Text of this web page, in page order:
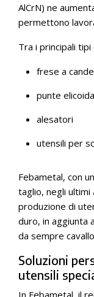
AlCrN) ne
permettono
Tra i principali
frese a
punte
alesatori
utensili per
Febametal, con
taglio, negli ultimi
produzione di
duro, in aggiunta
da sempre
Soluzioni
utensili
In Febametal, il